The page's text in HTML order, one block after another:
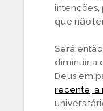
intenções,
que não
Será
diminuir a
Deus em
recente, a